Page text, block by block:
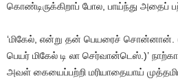
கொண்டிருக்கிறாப் போல பாய்ந்து அதைப்
‘மிகேல் என்று தன் பெயரைச் சொன்னான்
பெயர் மிகேல் டி லா செர்வான்டெஸ் .)’
அவள் கையைப்பற்றி மரியாதையாய்